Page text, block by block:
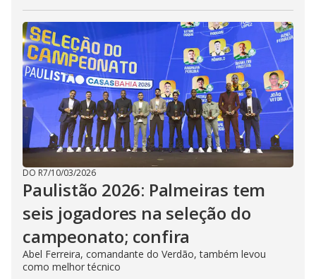
DO R7/10/03/2026
Paulistão 2026: Palmeiras tem
seis jogadores na seleção do
campeonato; confira
Abel Ferreira, comandante do Verdão, também levou
como melhor técnico